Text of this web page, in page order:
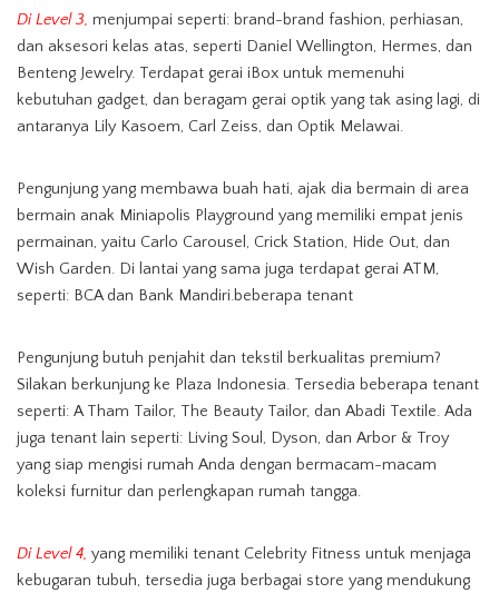
Di Level 3, menjumpai seperti: brand-brand fashion, perhiasan,
dan aksesori kelas atas, seperti Daniel Wellington, Hermes, dan
Benteng Jewelry. Terdapat gerai iBox untuk memenuhi
kebutuhan gadget, dan beragam gerai optik yang tak asing lagi, di
antaranya Lily Kasoem, Carl Zeiss, dan Optik Melawai.
Pengunjung yang membawa buah hati, ajak dia bermain di area
bermain anak Miniapolis Playground yang memiliki empat jenis
permainan, yaitu Carlo Carousel, Crick Station, Hide Out, dan
Wish Garden. Di lantai yang sama juga terdapat gerai ATM,
seperti: BCA dan Bank Mandiri.beberapa tenant
Pengunjung butuh penjahit dan tekstil berkualitas premium?
Silakan berkunjung ke Plaza Indonesia. Tersedia beberapa tenant
seperti: A Tham Tailor, The Beauty Tailor, dan Abadi Textile. Ada
juga tenant lain seperti: Living Soul, Dyson, dan Arbor & Troy
yang siap mengisi rumah Anda dengan bermacam-macam
koleksi furnitur dan perlengkapan rumah tangga.
Di Level 4, yang memiliki tenant Celebrity Fitness untuk menjaga
kebugaran tubuh, tersedia juga berbagai store yang mendukung